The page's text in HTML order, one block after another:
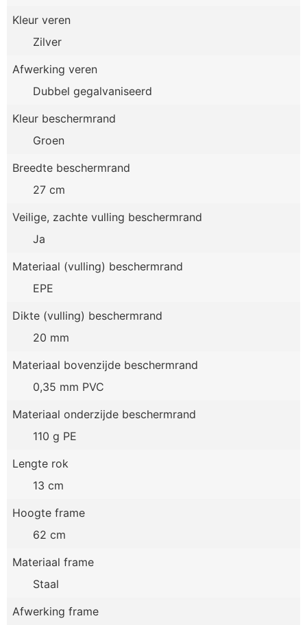
Kleur veren
Zilver
Afwerking veren
Dubbel gegalvaniseerd
Kleur beschermrand
Groen
Breedte beschermrand
27 cm
Veilige, zachte vulling beschermrand
Ja
Materiaal (vulling) beschermrand
EPE
Dikte (vulling) beschermrand
20 mm
Materiaal bovenzijde beschermrand
0,35 mm PVC
Materiaal onderzijde beschermrand
110 g PE
Lengte rok
13 cm
Hoogte frame
62 cm
Materiaal frame
Staal
Afwerking frame